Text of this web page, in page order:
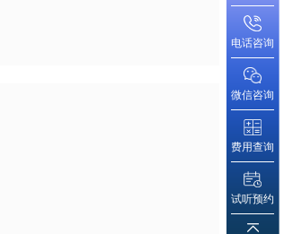
电话咨询
微信咨询
费用查询
试听预约